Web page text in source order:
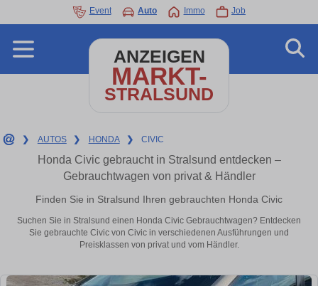
Event Auto Immo Job
ANZEIGEN
MARKT-
STRALSUND
❯ AUTOS ❯ HONDA ❯ CIVIC
Honda Civic gebraucht in Stralsund entdecken –
Gebrauchtwagen von privat & Händler
Finden Sie in Stralsund Ihren gebrauchten Honda Civic
Suchen Sie in Stralsund einen Honda Civic Gebrauchtwagen? Entdecken
Sie gebrauchte Civic von Civic in verschiedenen Ausführungen und
Preisklassen von privat und vom Händler.